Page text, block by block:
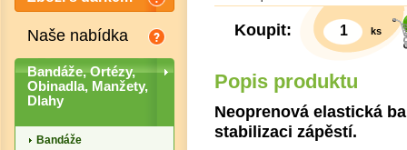
Naše nabídka
Bandáže, Ortézy,
Obinadla, Manžety,
Dlahy
Bandáže
Koupit: ks
Popis produktu
Neoprenová elastická
stabilizaci zápěstí.